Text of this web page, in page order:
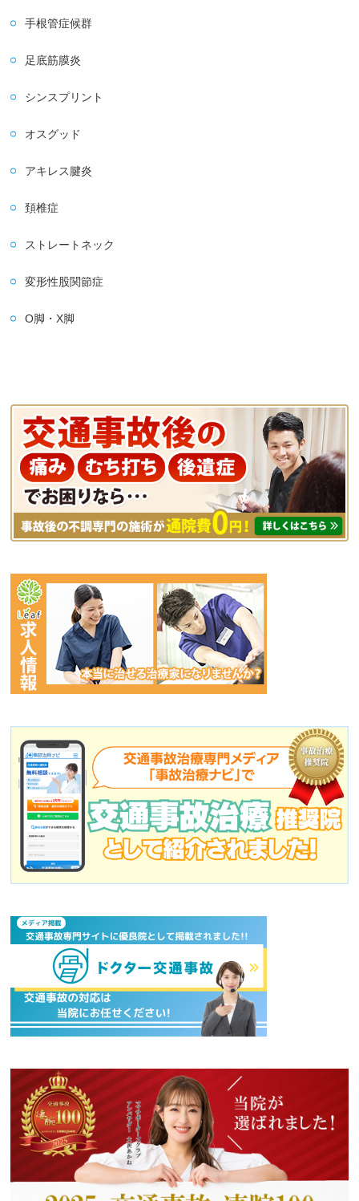
手根管症候群
足底筋膜炎
シンスプリント
オスグッド
アキレス腱炎
頚椎症
ストレートネック
変形性股関節症
O脚・X脚